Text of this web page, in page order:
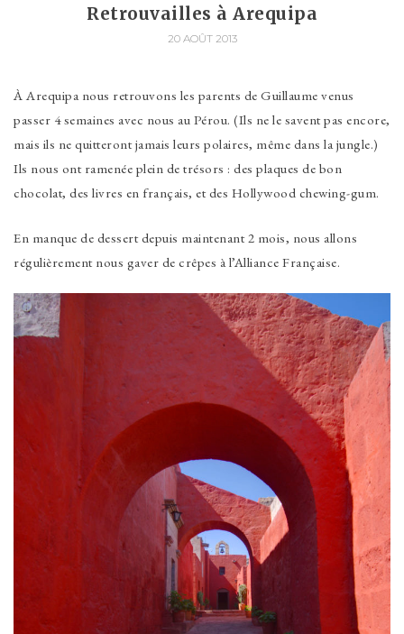
Retrouvailles à Arequipa
20 AOÛT 2013
À Arequipa nous retrouvons les parents de Guillaume venus
passer 4 semaines avec nous au Pérou. (Ils ne le savent pas encore,
mais ils ne quitteront jamais leurs polaires, même dans la jungle.)
Ils nous ont ramenée plein de trésors : des plaques de bon
chocolat, des livres en français, et des Hollywood chewing-gum.
En manque de dessert depuis maintenant 2 mois, nous allons
régulièrement nous gaver de crêpes à l’Alliance Française.